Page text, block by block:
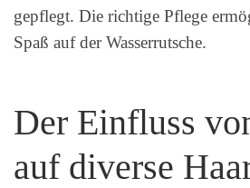
gepflegt. Die richtige Pflege
Spaß auf der Wasserrutsche.
Der Einfluss
auf diverse